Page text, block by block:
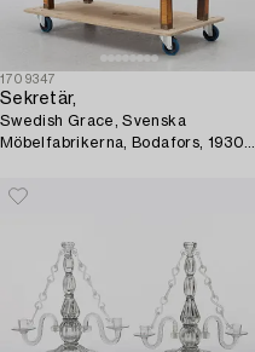
1709347
Sekretär,
Swedish Grace, Svenska
Möbelfabrikerna, Bodafors, 1930-